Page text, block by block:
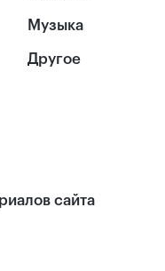
Музыка
Другое
сайта